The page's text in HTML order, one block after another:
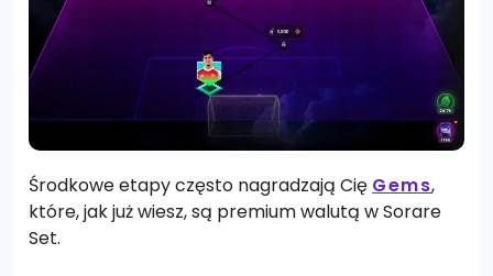
Środkowe etapy często nagradzają Cię Gems,
które, jak już wiesz, są premium walutą w Sorare
Set.